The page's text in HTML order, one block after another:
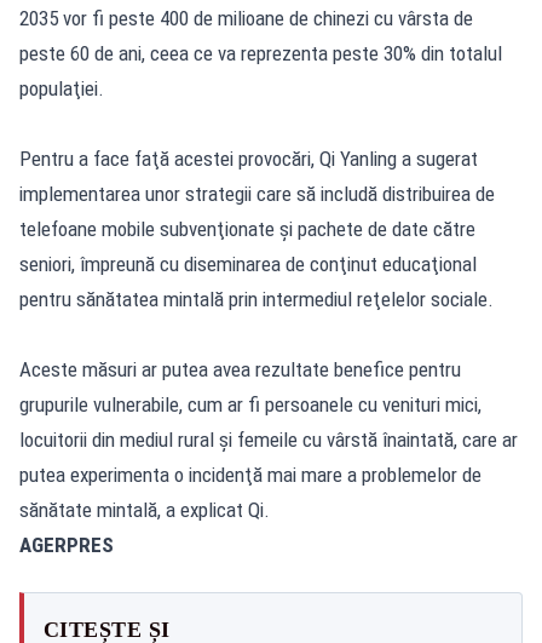
2035 vor fi peste 400 de milioane de chinezi cu vârsta de
peste 60 de ani, ceea ce va reprezenta peste 30% din totalul
populaţiei.
Pentru a face faţă acestei provocări, Qi Yanling a sugerat
implementarea unor strategii care să includă distribuirea de
telefoane mobile subvenţionate şi pachete de date către
seniori, împreună cu diseminarea de conţinut educaţional
pentru sănătatea mintală prin intermediul reţelelor sociale.
Aceste măsuri ar putea avea rezultate benefice pentru
grupurile vulnerabile, cum ar fi persoanele cu venituri mici,
locuitorii din mediul rural şi femeile cu vârstă înaintată, care ar
putea experimenta o incidenţă mai mare a problemelor de
sănătate mintală, a explicat Qi.
AGERPRES
CITEȘTE ȘI